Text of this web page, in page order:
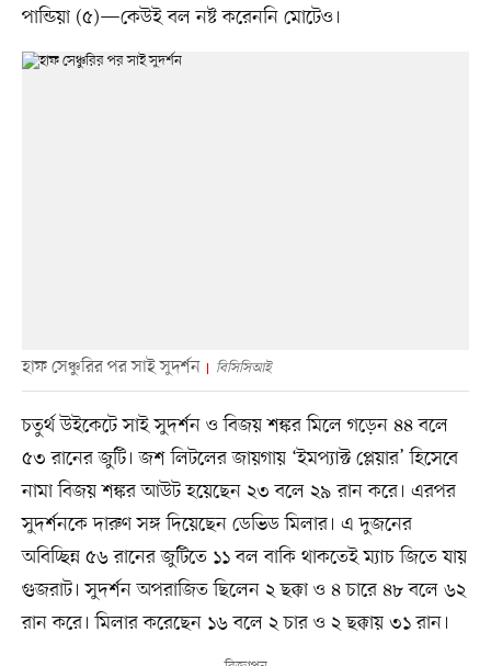
পান্ডিয়া (৫)—কেউই বল নষ্ট করেননি মোটেও।
হাফ সেঞ্চুরির পর সাই সুদর্শন বিসিসিআই
চতুর্থ উইকেটে সাই সুদর্শন ও বিজয় শঙ্কর মিলে গড়েন ৪৪ বলে
৫৩ রানের জুটি। জশ লিটলের জায়গায় ‘ইমপ্যাক্ট প্লেয়ার’ হিসেবে
নামা বিজয় শঙ্কর আউট হয়েছেন ২৩ বলে ২৯ রান করে। এরপর
সুদর্শনকে দারুণ সঙ্গ দিয়েছেন ডেভিড মিলার। এ দুজনের
অবিচ্ছিন্ন ৫৬ রানের জুটিতে ১১ বল বাকি থাকতেই ম্যাচ জিতে যায়
গুজরাট। সুদর্শন অপরাজিত ছিলেন ২ ছক্কা ও ৪ চারে ৪৮ বলে ৬২
রান করে। মিলার করেছেন ১৬ বলে ২ চার ও ২ ছক্কায় ৩১ রান।